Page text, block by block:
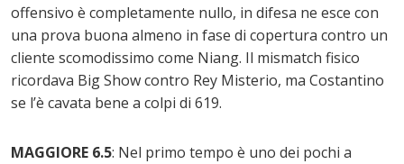
offensivo è completamente nullo, in difesa ne esce con
una prova buona almeno in fase di copertura contro un
cliente scomodissimo come Niang. Il mismatch fisico
ricordava Big Show contro Rey Misterio, ma Costantino
se l’è cavata bene a colpi di 619.
MAGGIORE 6.5: Nel primo tempo è uno dei pochi a